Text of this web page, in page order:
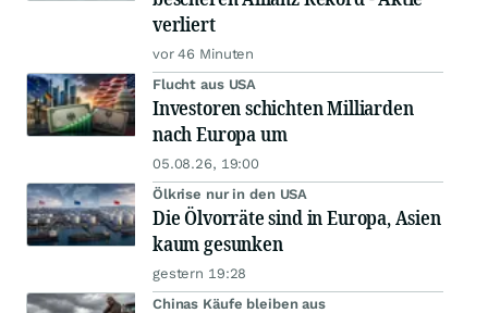
verliert
vor 46 Minuten
Flucht aus USA
Investoren schichten Milliarden
nach Europa um
05.08.26, 19:00
Ölkrise nur in den USA
Die Ölvorräte sind in Europa, Asien
kaum gesunken
gestern 19:28
Chinas Käufe bleiben aus